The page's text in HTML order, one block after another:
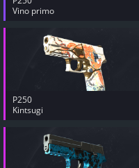
Vino primo
P250
Kintsugi